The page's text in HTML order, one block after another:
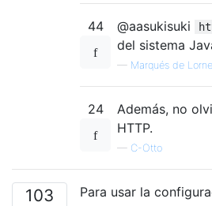
44 @aasukisuki
del sistema
— Marqués de Lorne
24 Además, no
HTTP.
— C-Otto
103 Para usar la